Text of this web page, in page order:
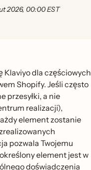
2026, 00:00 EST
Klaviyo dla częściowych
Shopify. Jeśli często
przesyłki, a nie
realizacji),
element zostanie
pozwala Twojemu
element jest w
doświadczenia